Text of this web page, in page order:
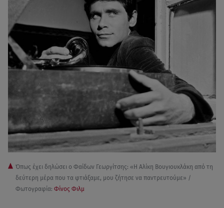
Όπως έχει δηλώσει ο Φαίδων Γεωργίτσης: «Η Αλίκη Βουγιουκλάκη από τη
δεύτερη μέρα που τα φτιάξαμε, μου ζήτησε να παντρευτούμε» /
Φωτογραφία: Φίνος Φιλμ